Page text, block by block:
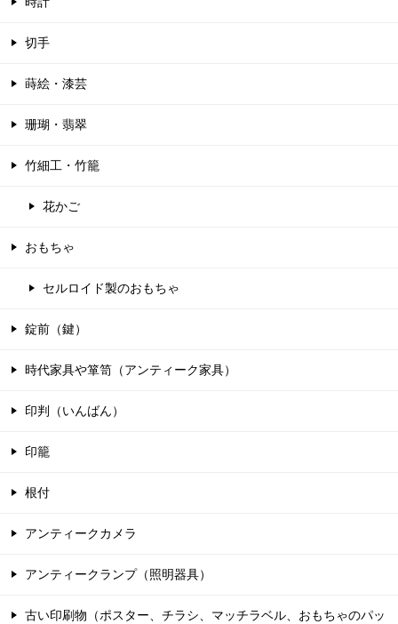
切手
蒔絵・漆芸
珊瑚・翡翠
竹細工・竹籠
花かご
おもちゃ
セルロイド製のおもちゃ
錠前（鍵）
時代家具や箪笥（アンティーク家具）
印判（いんばん）
印籠
根付
アンティークカメラ
アンティークランプ（照明器具）
古い印刷物（ポスター、チラシ、マッチラベル、おもちゃのパッ